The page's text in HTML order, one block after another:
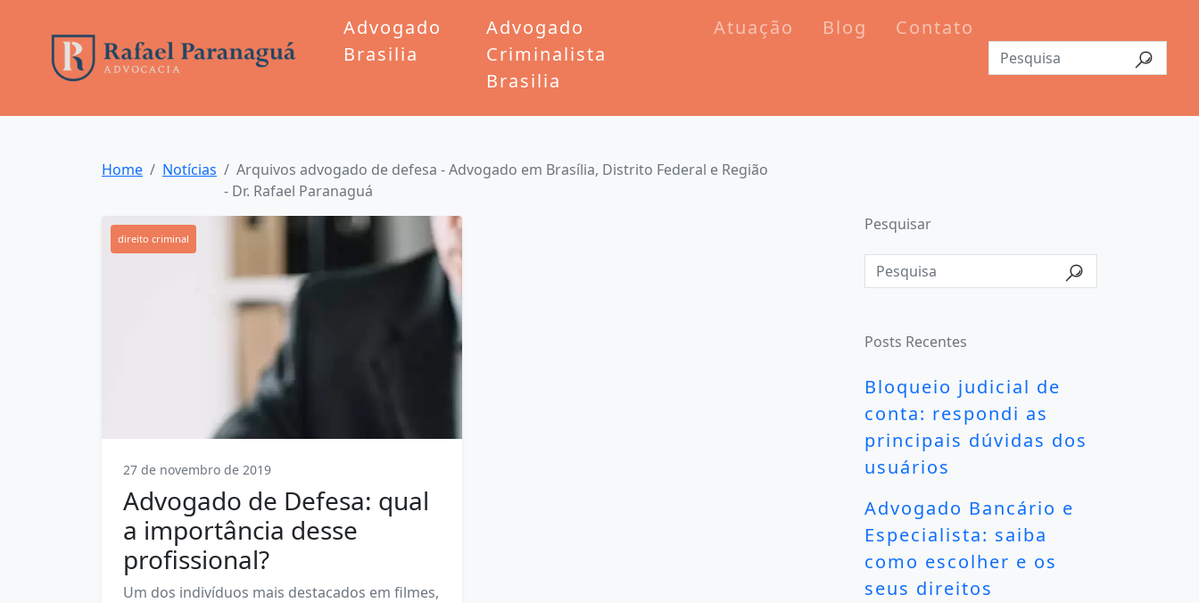
Advogado
Brasilia
Advogado
Criminalista
Brasilia
Atuação Blog Contato
Home Notícias
Arquivos advogado de defesa - Advogado em Brasília, Distrito Federal e Região
- Dr. Rafael Paranaguá
direito criminal
27 de novembro de 2019
Advogado de Defesa: qual
a importância desse
profissional?
Um dos indivíduos mais destacados em filmes,
Pesquisar
Posts Recentes
Bloqueio judicial de
conta: respondi as
principais dúvidas dos
usuários
Advogado Bancário e
Especialista: saiba
como escolher e os
seus direitos